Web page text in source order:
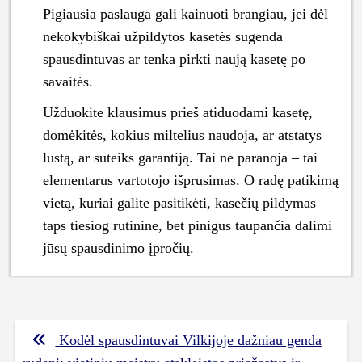
Pigiausia paslauga gali kainuoti brangiau, jei dėl
nekokybiškai užpildytos kasetės sugenda
spausdintuvas ar tenka pirkti naują kasetę po
savaitės.
Užduokite klausimus prieš atiduodami kasetę,
domėkitės, kokius miltelius naudoja, ar atstatys
lustą, ar suteiks garantiją. Tai ne paranoja – tai
elementarus vartotojo išprusimas. O radę patikimą
vietą, kuriai galite pasitikėti, kasečių pildymas
taps tiesiog rutinine, bet pinigus taupančia dalimi
jūsų spausdinimo įpročių.
NavigacijaKodėl spausdintuvai Vilkijoje dažniau genda